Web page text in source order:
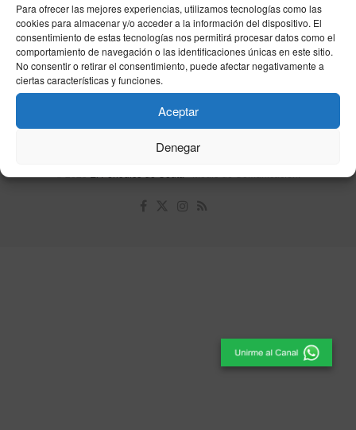
Para ofrecer las mejores experiencias, utilizamos tecnologías como las
cookies para almacenar y/o acceder a la información del dispositivo. El
consentimiento de estas tecnologías nos permitirá procesar datos como el
comportamiento de navegación o las identificaciones únicas en este sitio.
No consentir o retirar el consentimiento, puede afectar negativamente a
ciertas características y funciones.
Aceptar
Denegar
Contacta Publicidad Aviso Legal
Política de privacidad
Política de cookies
Unpu Group Solutions SL